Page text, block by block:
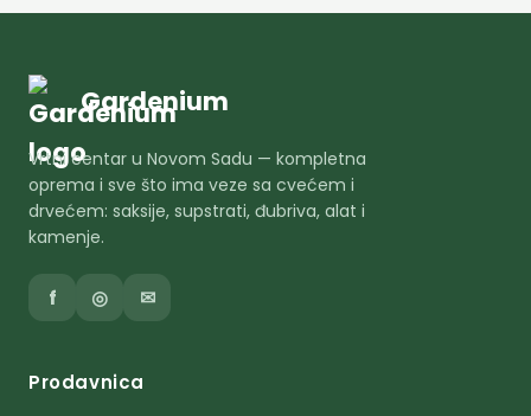
Sentry’
Gardenium
Vrtni centar u Novom Sadu — kompletna
oprema i sve što ima veze sa cvećem i
drvećem: saksije, supstrati, đubriva, alat i
kamenje.
f ◎ ✉
Prodavnica